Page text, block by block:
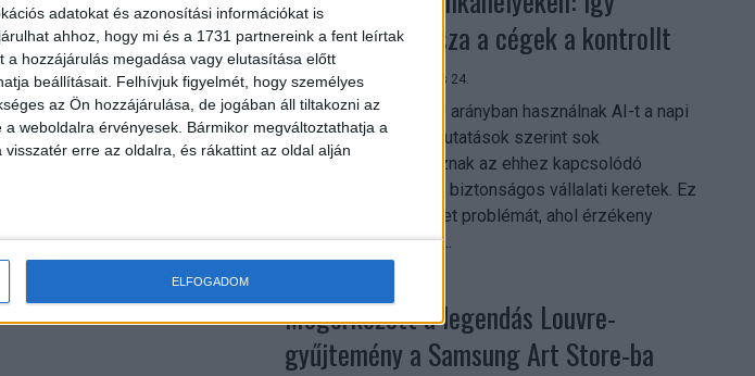
adatokat és azonosítási információkat is
ahhoz, hogy mi és a 1731 partnereink a fent leírtak
hozzájárulás megadása vagy elutasítása előtt
beállításait. Felhívjuk figyelmét, hogy személyes
az Ön hozzájárulása, de jogában áll tiltakozni az
weboldalra érvényesek. Bármikor megváltoztathatja a
erre az oldalra, és rákattint az oldal alján
ELFOGADOM
szerezhetik vissza a cégek a kontrollt
Digital Center 2026. július 24.
A munkavállalók nagy arányban használnak AI-t a napi
munkában, ám friss kutatások szerint sok
szervezetnél hiányoznak az ehhez kapcsolódó
világos irányelvek és biztonságos vállalati keretek. Ez
különösen ott jelenthet problémát, ahol érzékeny
üzleti információkkal...
Megérkezett a legendás Louvre-
gyűjtemény a Samsung Art Store-ba